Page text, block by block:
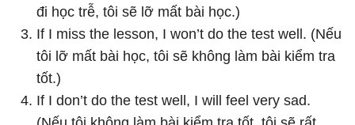
đi học trễ, tôi sẽ lỡ mất bài học.)
If I miss the lesson, I won’t do the test well. (Nếu
tôi lỡ mất bài học, tôi sẽ không làm bài kiểm tra
tốt.)
If I don’t do the test well, I will feel very sad.